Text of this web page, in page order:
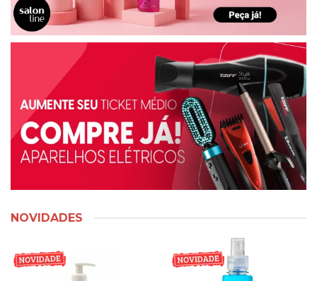
NOVIDADES